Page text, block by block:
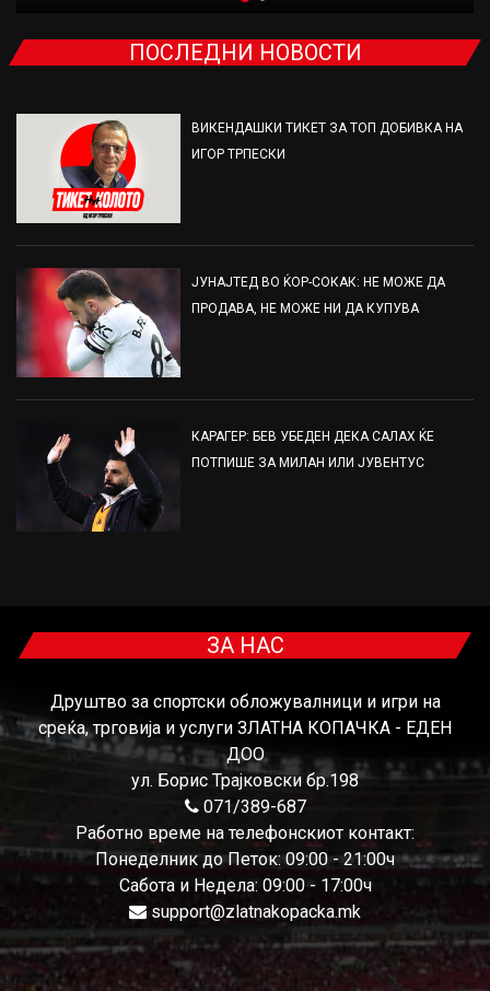
ПОСЛЕДНИ НОВОСТИ
ВИКЕНДАШКИ ТИКЕТ ЗА ТОП ДОБИВКА НА
ИГОР ТРПЕСКИ
ЈУНАЈТЕД ВО ЌОР-СОКАК: НЕ МОЖЕ ДА
ПРОДАВА, НЕ МОЖЕ НИ ДА КУПУВА
КАРАГЕР: БЕВ УБЕДЕН ДЕКА САЛАХ ЌЕ
ПОТПИШЕ ЗА МИЛАН ИЛИ ЈУВЕНТУС
ЗА НАС
Друштво за спортски обложувалници и игри на
среќа, трговија и услуги ЗЛАТНА КОПАЧКА - ЕДЕН
ДОО
ул. Борис Трајковски бр.198
071/389-687
Работно време на телефонскиот контакт:
Понеделник до Петок: 09:00 - 21:00ч
Сабота и Недела: 09:00 - 17:00ч
support@zlatnakopacka.mk